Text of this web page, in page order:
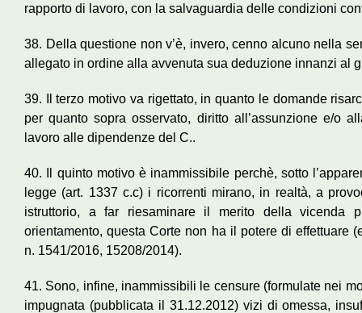
rapporto di lavoro, con la salvaguardia delle condizioni
38. Della questione non v’è, invero, cenno alcuno nella
allegato in ordine alla avvenuta sua deduzione innanzi al
39. Il terzo motivo va rigettato, in quanto le domande
per quanto sopra osservato, diritto all’assunzione e/o
lavoro alle dipendenze del C..
40. Il quinto motivo è inammissibile perchè, sotto
legge (art. 1337 c.c) i ricorrenti mirano, in realtà, a
istruttorio, a far riesaminare il merito della vicenda
orientamento, questa Corte non ha il potere di effettuare
n. 1541/2016, 15208/2014).
41. Sono, infine, inammissibili le censure (formulate nei
impugnata (pubblicata il 31.12.2012) vizi di omessa,